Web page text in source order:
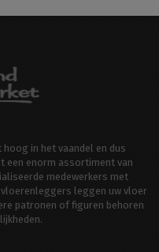
in het vaandel en dus
een enorm assortiment van
medewerkers met
vloerenleggers leggen uw vloer
patronen of figuren behoren